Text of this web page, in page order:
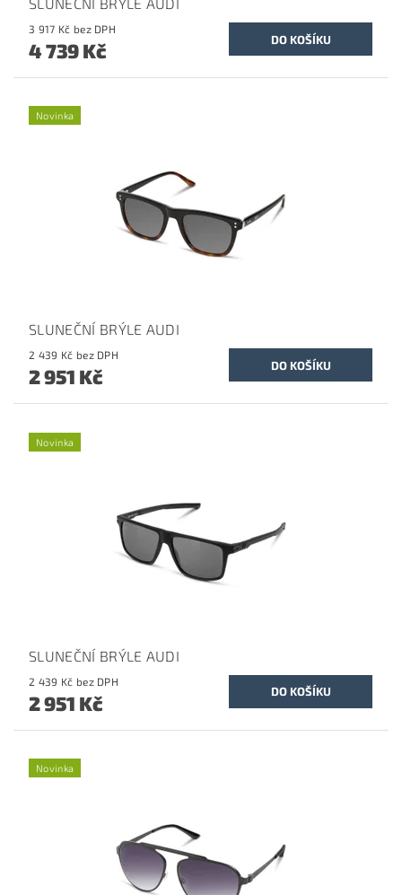
3 917 Kč bez DPH
4 739 Kč
Novinka
SLUNEČNÍ BRÝLE AUDI
2 439 Kč bez DPH
2 951 Kč
Novinka
SLUNEČNÍ BRÝLE AUDI
2 439 Kč bez DPH
2 951 Kč
Novinka